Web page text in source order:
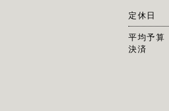
定休日
平均予算
決済